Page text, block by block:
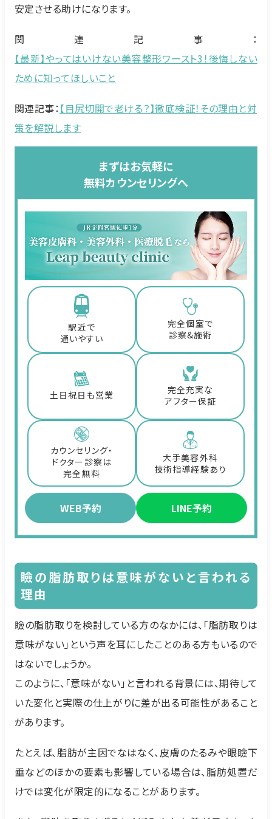
安定させる助けになります。
関連記事：
【最新】やってはいけない美容整形ワースト3！後悔しない
ために知ってほしいこと
関連記事：【目尻切開で老ける？】徹底検証！その理由と対
策を解説します
まずはお気軽に
無料カウンセリングへ
駅近で
通いやすい
完全個室で
診察&施術
土日祝日も営業
完全充実な
アフター保証
カウンセリング・
ドクター診察は
完全無料
大手美容外科
技術指導経験あり
WEB予約 LINE予約
瞼の脂肪取りは意味がないと言われる
理由
瞼の脂肪取りを検討している方のなかには、「脂肪取りは
意味がない」という声を耳にしたことのある方もいるので
はないでしょうか。
このように、「意味がない」と言われる背景には、期待して
いた変化と実際の仕上がりに差が出る可能性があること
があります。
たとえば、脂肪が主因でなはなく、皮膚のたるみや眼瞼下
垂などのほかの要素も影響している場合は、脂肪処置だ
けでは変化が限定的になることがあります。